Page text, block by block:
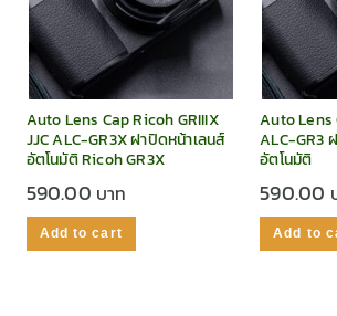
Auto Lens Cap Ricoh GRIIIX
JJC ALC-GR3X ฝาปิดหน้าเลนส์
อัตโนมัติ Ricoh GR3X
590.00
Add to cart
Auto Lens
ALC-GR3
อัตโนมัติ
590.00
Add to